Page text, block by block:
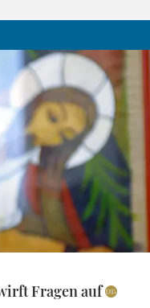
Fragen auf